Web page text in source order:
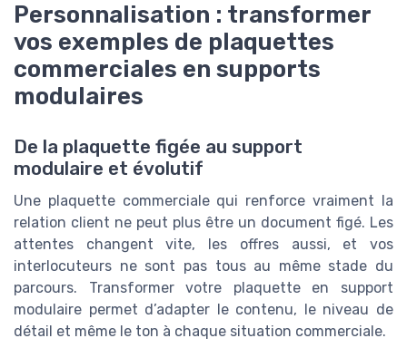
Personnalisation : transformer
vos exemples de plaquettes
commerciales en supports
modulaires
De la plaquette figée au support
modulaire et évolutif
Une plaquette commerciale qui renforce vraiment la
relation client ne peut plus être un document figé. Les
attentes changent vite, les offres aussi, et vos
interlocuteurs ne sont pas tous au même stade du
parcours. Transformer votre plaquette en support
modulaire permet d’adapter le contenu, le niveau de
détail et même le ton à chaque situation commerciale.